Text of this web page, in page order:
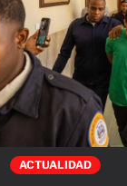
ACTUALIDAD